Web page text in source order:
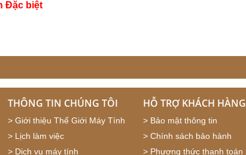
HỖ TRỢ KHÁCH HÀNG
> Bảo mật thông tin
> Chính sách bảo hành
> Phương thức thanh toán
THÔNG TIN CHÚNG TÔI
> Giới thiệu Thế Giới Máy Tính
> Lịch làm việc
> Dịch vụ máy tính